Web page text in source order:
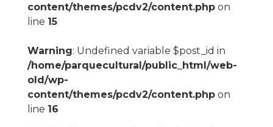
content/themes/pcdv2/content.phpon
line 15
Warning: Undefined variable $post_id in
/home/parquecultural/public_html/web-
old/wp-
content/themes/pcdv2/content.phpon
line 16